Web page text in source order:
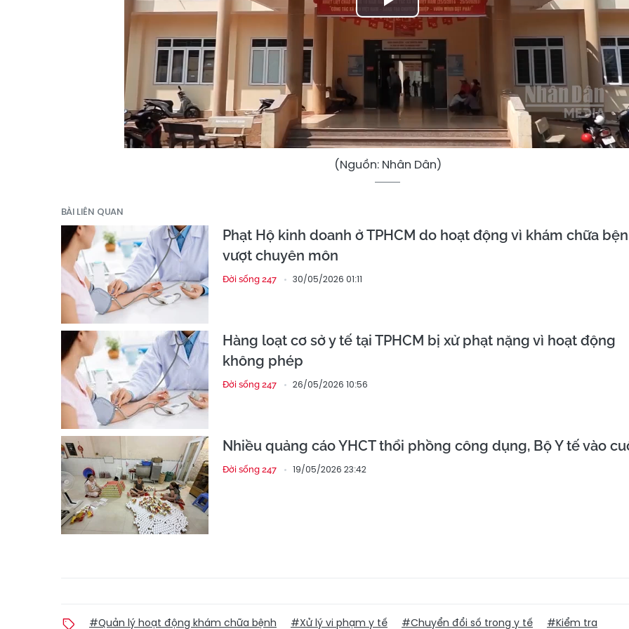
Play
Video
(Nguồn: Nhân Dân)
BÀI LIÊN QUAN
Phạt Hộ kinh doanh ở TPHCM do hoạt động vì khám chữa
vượt chuyên môn
Đời sống 247 30/05/2026 01:11
Hàng loạt cơ sở y tế tại TPHCM bị xử phạt nặng vì hoạt động
không phép
Đời sống 247 26/05/2026 10:56
Nhiều quảng cáo YHCT thổi phồng công dụng, Bộ Y tế vào
Đời sống 247 19/05/2026 23:42
#Quản lý hoạt động khám chữa bệnh #Xử lý vi phạm y tế #Chuyển đổi số trong y tế #Kiểm tra